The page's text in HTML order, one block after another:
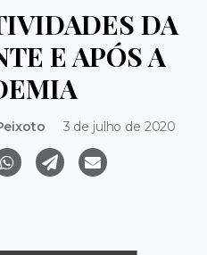
DA
E APÓS A
3 de julho de 2020